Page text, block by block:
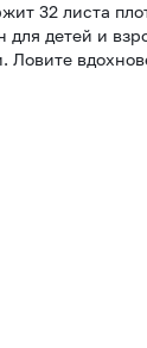
32 листа
для детей и
Ловите